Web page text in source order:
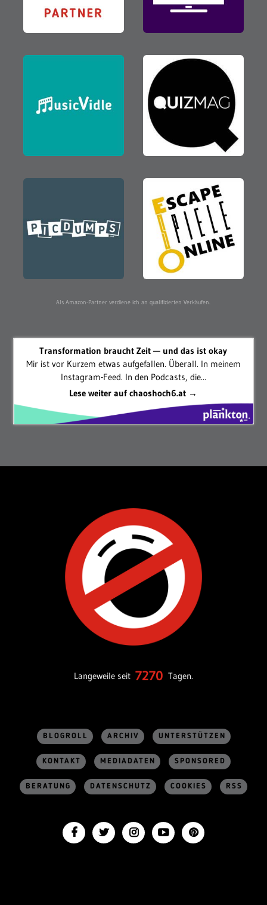
Als Amazon-Partner verdiene ich an qualifizierten Verkäufen.
Transformation braucht Zeit — und das ist okay
Mir ist vor Kurzem etwas aufgefallen. Überall. In meinem
Instagram-Feed. In den Podcasts, die...
Lese weiter auf chaoshoch6.at →
Langeweile seit 7270 Tagen.
BLOGROLL ARCHIV UNTERSTÜTZEN
KONTAKT MEDIADATEN SPONSORED
BERATUNG DATENSCHUTZ COOKIES RSS